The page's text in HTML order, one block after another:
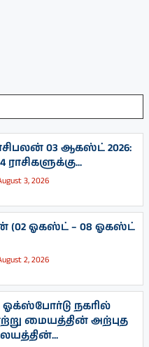
03 ஆகஸ்ட் 2026:
3, 2026
(02 ஓகஸ்ட் – 08 ஓகஸ்ட்
2, 2026
ஓக்ஸ்போர்டு நகரில்
மையத்தின் அற்புத